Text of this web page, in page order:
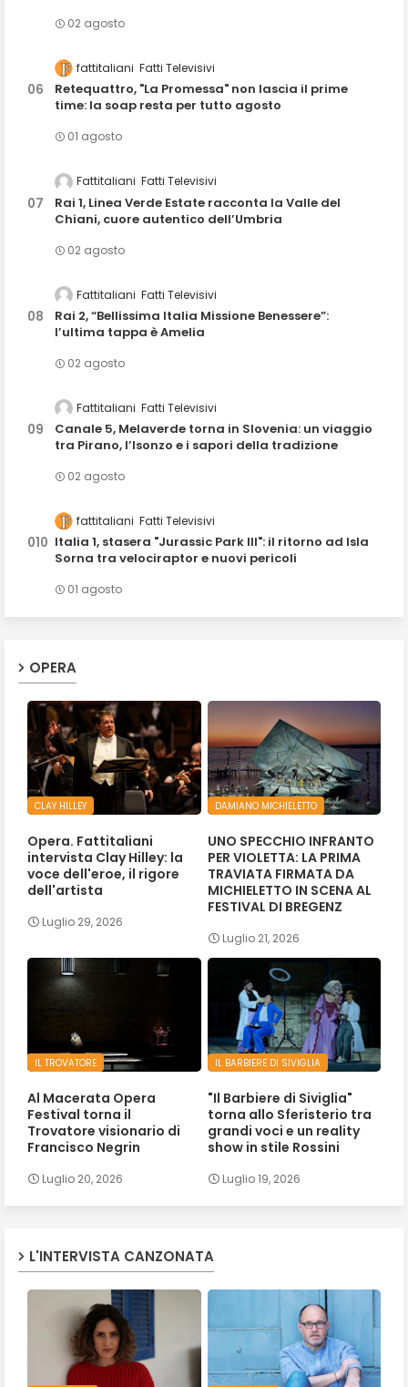
02 agosto
fattitaliani Fatti Televisivi
Retequattro, "La Promessa" non lascia il prime
time: la soap resta per tutto agosto
01 agosto
Fattitaliani Fatti Televisivi
Rai 1, Linea Verde Estate racconta la Valle del
Chiani, cuore autentico dell’Umbria
02 agosto
Fattitaliani Fatti Televisivi
Rai 2, “Bellissima Italia Missione Benessere”:
l’ultima tappa è Amelia
02 agosto
Fattitaliani Fatti Televisivi
Canale 5, Melaverde torna in Slovenia: un viaggio
tra Pirano, l’Isonzo e i sapori della tradizione
02 agosto
fattitaliani Fatti Televisivi
Italia 1, stasera "Jurassic Park III": il ritorno ad Isla
Sorna tra velociraptor e nuovi pericoli
01 agosto
OPERA
CLAY HILLEY
Opera. Fattitaliani
intervista Clay Hilley: la
voce dell'eroe, il rigore
dell'artista
Luglio 29, 2026
DAMIANO MICHIELETTO
UNO SPECCHIO INFRANTO
PER VIOLETTA: LA PRIMA
TRAVIATA FIRMATA DA
MICHIELETTO IN SCENA AL
FESTIVAL DI BREGENZ
Luglio 21, 2026
IL TROVATORE
Al Macerata Opera
Festival torna il
Trovatore visionario di
Francisco Negrin
Luglio 20, 2026
IL BARBIERE DI SIVIGLIA
"Il Barbiere di Siviglia"
torna allo Sferisterio tra
grandi voci e un reality
show in stile Rossini
Luglio 19, 2026
L'INTERVISTA CANZONATA